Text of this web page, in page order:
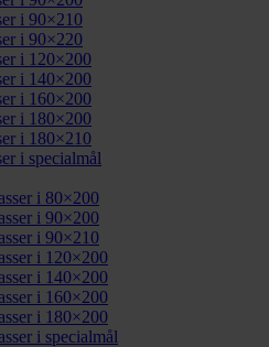
i 90×210
i 90×220
i 120×200
i 140×200
i 160×200
i 180×200
i 180×210
i specialmål
i 80×200
i 90×200
i 90×210
i 120×200
i 140×200
i 160×200
i 180×200
i specialmål